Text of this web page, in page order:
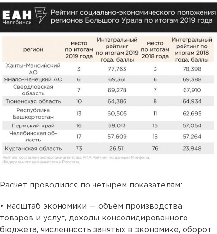
Расчет проводился по четырем показателям:
• масштаб экономики — объём производства
товаров и услуг, доходы консо­ли­ди­ро­ван­но­го
бюджета, численность занятых в экономике, оборот